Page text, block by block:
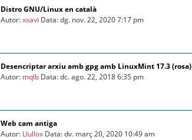
Distro GNU/Linux en català
Autor:xxavi Data: dg. nov. 22, 2020 7:17 pm
Desencriptar arxiu amb gpg amb LinuxMint 17.3 (rosa)
Autor: mqlb Data: dc. ago. 22, 2018 6:35 pm
Web cam antiga
Autor: Llullox Data: dv. març 20, 2020 10:49 am